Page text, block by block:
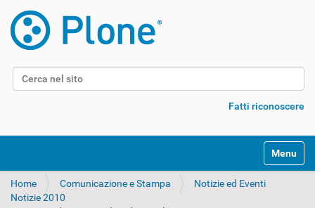
Cerca nel sito
Fatti riconoscere
Alterna
Home Comunicazione e Stampa
Notizie ed Eventi
Notizie 2010